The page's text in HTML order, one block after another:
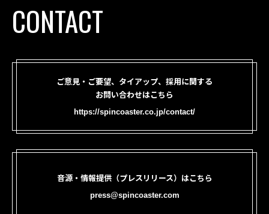
CONTACT
ご意見・ご要望、タイアップ、採用に関する
お問い合わせはこちら
https://spincoaster.co.jp/contact/
音源・情報提供（プレスリリース）はこちら
press@spincoaster.com